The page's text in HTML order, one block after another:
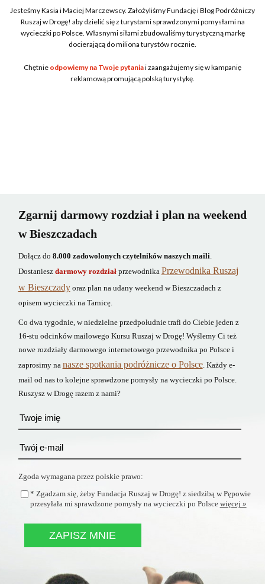
Jesteśmy Kasia i Maciej Marczewscy. Założyliśmy Fundację i Blog Podróżniczy
Ruszaj w Drogę! aby dzielić się z turystami sprawdzonymi pomysłami na
wycieczki po Polsce. Własnymi siłami zbudowaliśmy turystyczną markę
docierającą do miliona turystów rocznie.
Chętnie odpowiemy na Twoje pytaniai zaangażujemy się w kampanię
reklamową promującą polską turystykę.
Zgarnij darmowy rozdział i plan na weekend
w Bieszczadach
Dołącz do 8.000 zadowolonych czytelników naszych maili.
Dostaniesz darmowy rozdziałprzewodnika Przewodnika Ruszaj
w Bieszczadyoraz plan na udany weekend w Bieszczadach z
opisem wycieczki na Tarnicę.
Co dwa tygodnie, w niedzielne przedpołudnie trafi do Ciebie jeden z
16-stu odcinków mailowego Kursu Ruszaj w Drogę! Wyślemy Ci też
nowe rozdziały darmowego internetowego przewodnika po Polsce i
zaprosimy na nasze spotkania podróżnicze o Polsce. Każdy e-
mail od nas to kolejne sprawdzone pomysły na wycieczki po Polsce.
Ruszysz w Drogę razem z nami?
Zgoda wymagana przez polskie prawo:
* Zgadzam się, żeby Fundacja Ruszaj w Drogę! z siedzibą w Pępowie
przesyłała mi sprawdzone pomysły na wycieczki po Polsce więcej »